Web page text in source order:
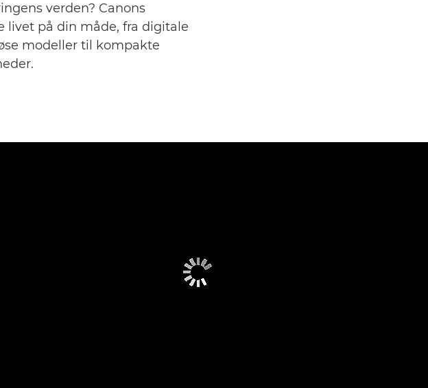
verden? Canons
livet på din måde, fra digitale
modeller til kompakte